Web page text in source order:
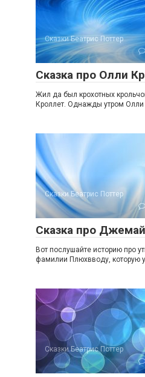
Сказки Беатрис Поттер
Сказка про Олли
Жил да был крохотных
Кроллет. Однажды утром Олли
Сказки Беатрис Поттер
Сказка про
Вот послушайте историю про
фамилии Плюхвводу, которую
Сказки Беатрис Поттер